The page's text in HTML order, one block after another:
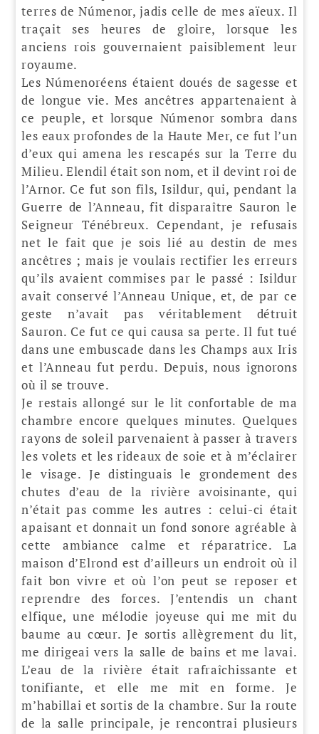
terres de Númenor, jadis celle de mes aïeux. Il
traçait ses heures de gloire, lorsque les
anciens rois gouvernaient paisiblement leur
royaume.
Les Númenoréens étaient doués de sagesse et
de longue vie. Mes ancêtres appartenaient à
ce peuple, et lorsque Númenor sombra dans
les eaux profondes de la Haute Mer, ce fut l’un
d’eux qui amena les rescapés sur la Terre du
Milieu. Elendil était son nom, et il devint roi de
l’Arnor. Ce fut son fils, Isildur, qui, pendant la
Guerre de l’Anneau, fit disparaître Sauron le
Seigneur Ténébreux. Cependant, je refusais
net le fait que je sois lié au destin de mes
ancêtres ; mais je voulais rectifier les erreurs
qu’ils avaient commises par le passé : Isildur
avait conservé l’Anneau Unique, et, de par ce
geste n’avait pas véritablement détruit
Sauron. Ce fut ce qui causa sa perte. Il fut tué
dans une embuscade dans les Champs aux Iris
et l’Anneau fut perdu. Depuis, nous ignorons
où il se trouve.
Je restais allongé sur le lit confortable de ma
chambre encore quelques minutes. Quelques
rayons de soleil parvenaient à passer à travers
les volets et les rideaux de soie et à m’éclairer
le visage. Je distinguais le grondement des
chutes d’eau de la rivière avoisinante, qui
n’était pas comme les autres : celui-ci était
apaisant et donnait un fond sonore agréable à
cette ambiance calme et réparatrice. La
maison d’Elrond est d’ailleurs un endroit où il
fait bon vivre et où l’on peut se reposer et
reprendre des forces. J’entendis un chant
elfique, une mélodie joyeuse qui me mit du
baume au cœur. Je sortis allègrement du lit,
me dirigeai vers la salle de bains et me lavai.
L’eau de la rivière était rafraîchissante et
tonifiante, et elle me mit en forme. Je
m’habillai et sortis de la chambre. Sur la route
de la salle principale, je rencontrai plusieurs